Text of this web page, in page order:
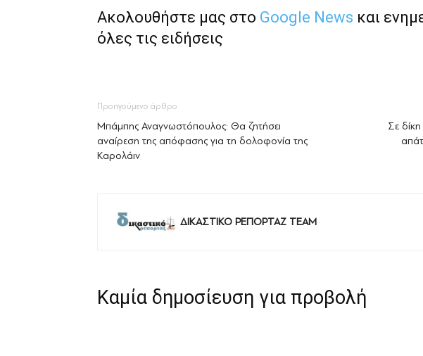
Ακολουθήστε μας στο Google News και
όλες τις ειδήσεις
Προηγούμενο άρθρο
Μπάμπης Αναγνωστόπουλος: Θα ζητήσει
αναίρεση της απόφασης για τη δολοφονία της
Καρολάιν
Σε
ΔΙΚΑΣΤΙΚΟ ΡΕΠΟΡΤΑΖ TEAM
Καμία δημοσίευση για προβολή